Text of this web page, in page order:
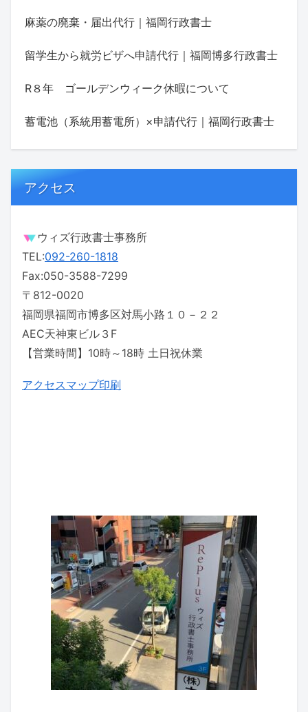
麻薬の廃棄・届出代行｜福岡行政書士
留学生から就労ビザへ申請代行｜福岡博多行政書士
R８年 ゴールデンウィーク休暇について
蓄電池（系統用蓄電所）×申請代行｜福岡行政書士
アクセス
ウィズ行政書士事務所
TEL:092-260-1818
Fax:050-3588-7299
〒812-0020
福岡県福岡市博多区対馬小路１０－２２
AEC天神東ビル３F
【営業時間】10時～18時 土日祝休業
アクセスマップ印刷